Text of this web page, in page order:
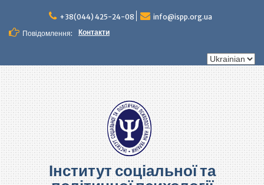
вмісту
+38(044) 425-24-08
info@ispp.org.ua
Повідомлення:
Контакти
Вибрати
Інститут соціальної та